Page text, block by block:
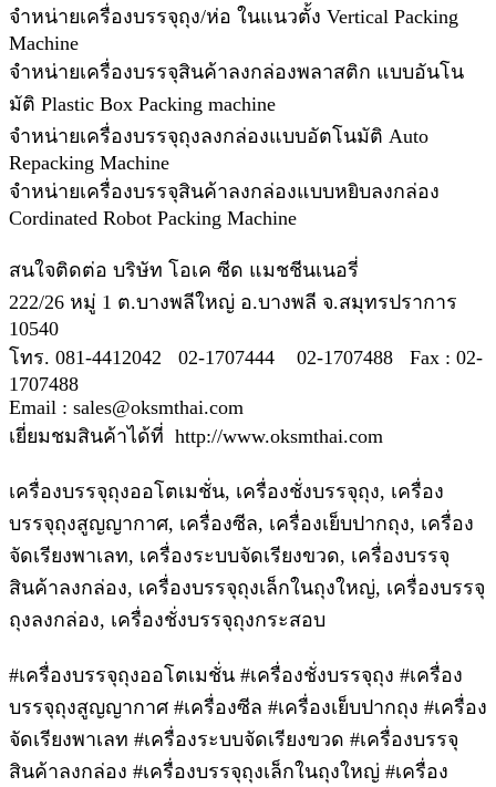
จำหน่ายเครื่องบรรจุถุง/ห่อ ในแนวตั้ง Vertical Packing
Machine
จำหน่ายเครื่องบรรจุสินค้าลงกล่องพลาสติก แบบอันโน
มัติ Plastic Box Packing machine
จำหน่ายเครื่องบรรจุถุงลงกล่องแบบอัตโนมัติ Auto
Repacking Machine
จำหน่ายเครื่องบรรจุสินค้าลงกล่องแบบหยิบลงกล่อง
Cordinated Robot Packing Machine
สนใจติดต่อ บริษัท โอเค ซีด แมชชีนเนอรี่
222/26 หมู่ 1 ต.บางพลีใหญ่ อ.บางพลี จ.สมุทรปราการ
10540
โทร. 081-4412042 02-1707444 02-1707488 Fax : 02-
1707488
Email : sales@oksmthai.com
เยี่ยมชมสินค้าได้ที่ http://www.oksmthai.com
เครื่องบรรจุถุงออโตเมชั่น, เครื่องชั่งบรรจุถุง, เครื่อง
บรรจุถุงสูญญากาศ, เครื่องซีล, เครื่องเย็บปากถุง, เครื่อง
จัดเรียงพาเลท, เครื่องระบบจัดเรียงขวด, เครื่องบรรจุ
สินค้าลงกล่อง, เครื่องบรรจุถุงเล็กในถุงใหญ่, เครื่องบรรจุ
ถุงลงกล่อง, เครื่องชั่งบรรจุถุงกระสอบ
#เครื่องบรรจุถุงออโตเมชั่น #เครื่องชั่งบรรจุถุง #เครื่อง
บรรจุถุงสูญญากาศ #เครื่องซีล #เครื่องเย็บปากถุง #เครื่อง
จัดเรียงพาเลท #เครื่องระบบจัดเรียงขวด #เครื่องบรรจุ
สินค้าลงกล่อง #เครื่องบรรจุถุงเล็กในถุงใหญ่ #เครื่อง